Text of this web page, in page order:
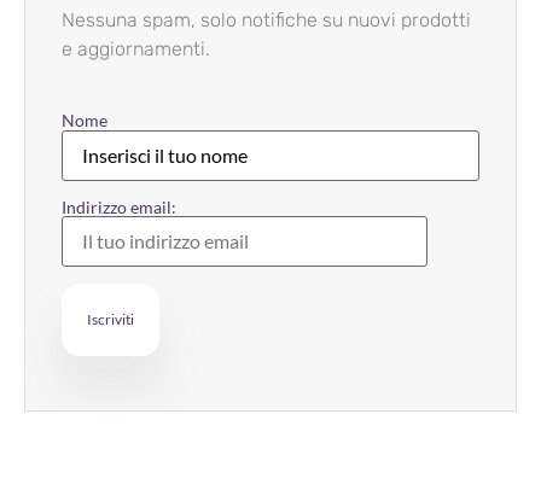
Nessuna spam, solo notifiche su nuovi prodotti
e aggiornamenti.
Nome
Indirizzo email: